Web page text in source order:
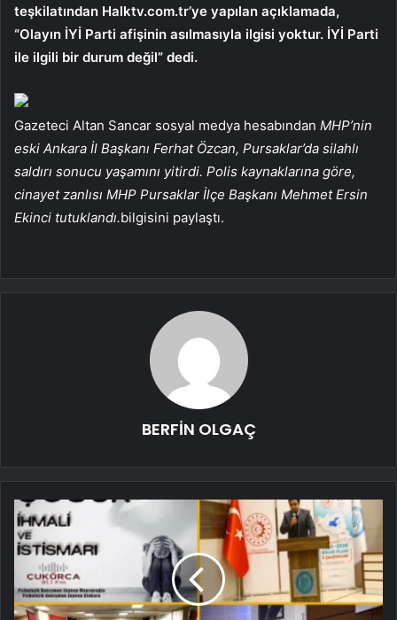
teşkilatından Halktv.com.tr’ye yapılan açıklamada,
“Olayın İYİ Parti afişinin asılmasıyla ilgisi yoktur. İYİ Parti
ile ilgili bir durum değil” dedi.
Gazeteci Altan Sancar sosyal medya hesabından MHP’nin
eski Ankara İl Başkanı Ferhat Özcan, Pursaklar’da silahlı
saldırı sonucu yaşamını yitirdi. Polis kaynaklarına göre,
cinayet zanlısı MHP Pursaklar İlçe Başkanı Mehmet Ersin
Ekinci tutuklandı.bilgisini paylaştı.
BERFİN OLGAÇ